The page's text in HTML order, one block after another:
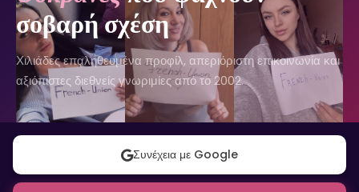
σοβαρή σχέση
Χιλιάδες επαληθευμένα προφίλ, απεριόριστη επικοινωνία και
αξιόπιστες διεθνείς γνωριμίες από το 2002.
Συνέχεια με Google